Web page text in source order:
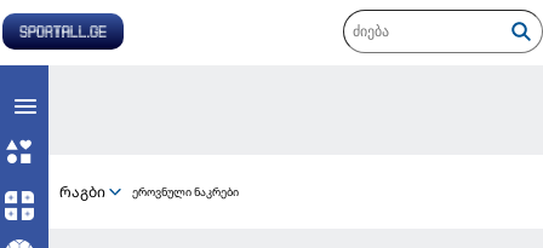
რაგბი ეროვნული ნაკრები